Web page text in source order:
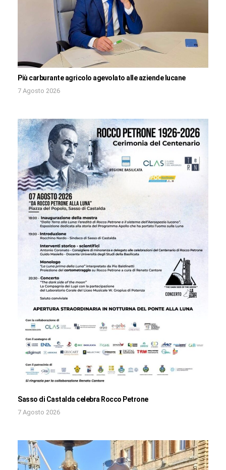
Più carburante agricolo agevolato alle aziende lucane
7 Agosto 2026
Sasso di Castalda celebra Rocco Petrone
7 Agosto 2026